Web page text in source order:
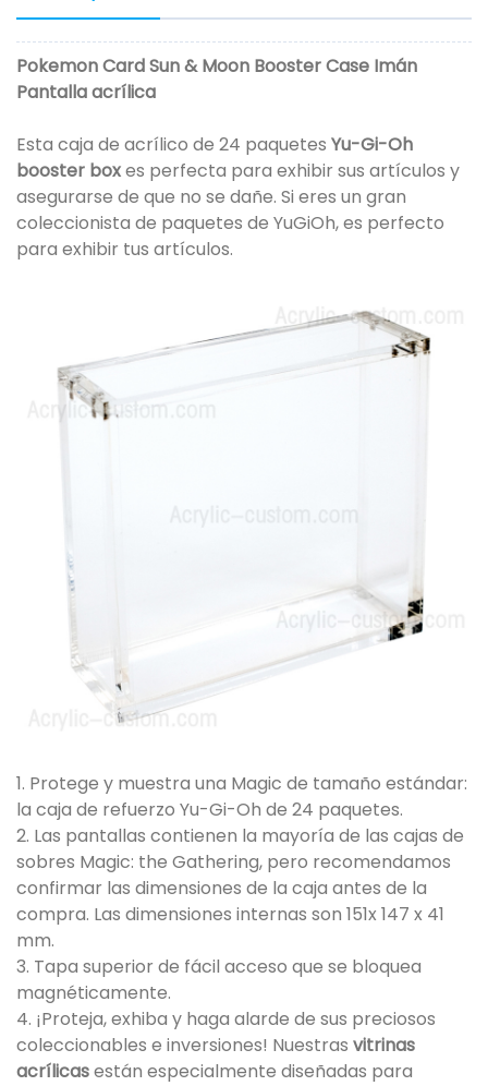
Pokemon Card Sun & Moon Booster Case Imán
Pantalla acrílica
Esta caja de acrílico de 24 paquetes Yu-Gi-Oh
booster boxes perfecta para exhibir sus artículos y
asegurarse de que no se dañe. Si eres un gran
coleccionista de paquetes de YuGiOh, es perfecto
para exhibir tus artículos.
1. Protege y muestra una Magic de tamaño estándar:
la caja de refuerzo Yu-Gi-Oh de 24 paquetes.
2. Las pantallas contienen la mayoría de las cajas de
sobres Magic: the Gathering, pero recomendamos
confirmar las dimensiones de la caja antes de la
compra. Las dimensiones internas son 151x 147 x 41
mm.
3. Tapa superior de fácil acceso que se bloquea
magnéticamente.
4. ¡Proteja, exhiba y haga alarde de sus preciosos
coleccionables e inversiones! Nuestras vitrinas
acrílicasestán especialmente diseñadas para